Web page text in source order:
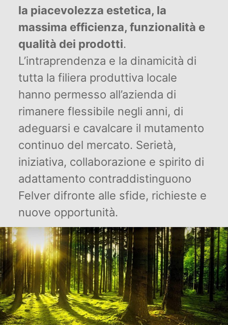
la piacevolezza estetica, la
massima efficienza, funzionalità e
qualità dei prodotti.
L’intraprendenza e la dinamicità di
tutta la filiera produttiva locale
hanno permesso all’azienda di
rimanere flessibile negli anni, di
adeguarsi e cavalcare il mutamento
continuo del mercato. Serietà,
iniziativa, collaborazione e spirito di
adattamento contraddistinguono
Felver difronte alle sfide, richieste e
nuove opportunità.